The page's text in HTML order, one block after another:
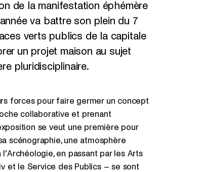
de la manifestation éphémère
va battre son plein du 7
verts publics de la capitale
un projet maison au sujet
pluridisciplinaire.
forces pour faire germer un concept
collaborative et prenant
se veut une première pour
scénographie, une atmosphère
en passant par les Arts
et le Service des Publics – se sont